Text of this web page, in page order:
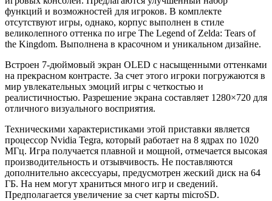
функций и возможностей для игроков. В комплекте
отсутствуют игры, однако, корпус выполнен в стиле
великолепного оттенка по игре The Legend of Zelda: Tears of
the Kingdom. Выполнена в красочном и уникальном дизайне.
Встроен 7-дюймовый экран OLED с насыщенными оттенками
на прекрасном контрасте. За счет этого игроки погружаются в
мир увлекательных эмоций игры с четкостью и
реалистичностью. Разрешение экрана составляет 1280×720 для
отличного визуального восприятия.
Техническими характеристиками этой приставки является
процессор Nvidia Tegra, который работает на 8 ядрах по 1020
МГц. Игра получается плавной и мощной, отмечается высокая
производительность и отзывчивость. Не поставляются
дополнительно аксессуары, предусмотрен жеский диск на 64
ГБ. На нем могут храниться много игр и сведений.
Предполагается увеличение за счет карты microSD.